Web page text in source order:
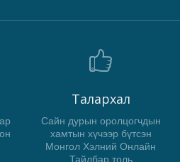
Талархал
Сайн дурын оролцогчдын
хамтын хүчээр бүтсэн
Монгол Хэлний Онлайн
Тайлбар толь